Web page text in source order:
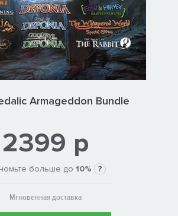
Armageddon Bundle
2399 р
больше до 10% ?
Мгновенная доставка